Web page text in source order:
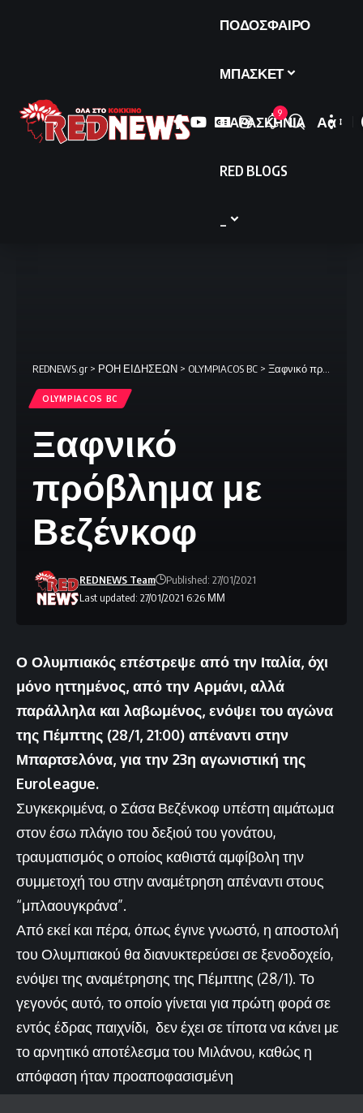
ΠΟΔΟΣΦΑΙΡΟ
ΜΠΑΣΚΕΤ
ΠΑΡΑΣΚΗΝΙΑ
RED BLOGS
9
Font
Αα
REDNEWS.gr > ΡΟΗ ΕΙΔΗΣΕΩΝ > OLYMPIACOS BC > Ξαφνικό πρόβλημα με Βεζένκοφ
OLYMPIACOS BC
Ξαφνικό
πρόβλημα με
Βεζένκοφ
Last updated: 27/01/2021 6:26 ΜΜ
REDNEWS Team Published: 27/01/2021
Ο Ολυμπιακός επέστρεψε από την Ιταλία, όχι
μόνο ηττημένος, από την Αρμάνι, αλλά
παράλληλα και λαβωμένος, ενόψει του αγώνα
της Πέμπτης (28/1, 21:00) απέναντι στην
Μπαρτσελόνα, για την 23η αγωνιστική της
Euroleague.
Συγκεκριμένα, ο Σάσα Βεζένκοφ υπέστη αιμάτωμα
στον έσω πλάγιο του δεξιού του γονάτου,
τραυματισμός ο οποίος καθιστά αμφίβολη την
συμμετοχή του στην αναμέτρηση απέναντι στους
“μπλαουγκράνα”.
Από εκεί και πέρα, όπως έγινε γνωστό, η αποστολή
του Ολυμπιακού θα διανυκτερεύσει σε ξενοδοχείο,
ενόψει της αναμέτρησης της Πέμπτης (28/1). Το
γεγονός αυτό, το οποίο γίνεται για πρώτη φορά σε
εντός έδρας παιχνίδι, δεν έχει σε τίποτα να κάνει με
το αρνητικό αποτέλεσμα του Μιλάνου, καθώς η
απόφαση ήταν προαποφασισμένη